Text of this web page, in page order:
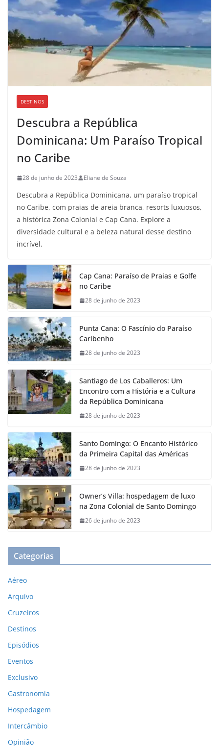
DESTINOS
Descubra a República
Dominicana: Um Paraíso Tropical
no Caribe
28 de junho de 2023 Eliane de Souza
Descubra a República Dominicana, um paraíso tropical
no Caribe, com praias de areia branca, resorts luxuosos,
a histórica Zona Colonial e Cap Cana. Explore a
diversidade cultural e a beleza natural desse destino
incrível.
Cap Cana: Paraíso de Praias e Golfe
no Caribe
28 de junho de 2023
Punta Cana: O Fascínio do Paraíso
Caribenho
28 de junho de 2023
Santiago de Los Caballeros: Um
Encontro com a História e a Cultura
da República Dominicana
28 de junho de 2023
Santo Domingo: O Encanto Histórico
da Primeira Capital das Américas
28 de junho de 2023
Owner’s Villa: hospedagem de luxo
na Zona Colonial de Santo Domingo
26 de junho de 2023
Categorias
Aéreo
Arquivo
Cruzeiros
Destinos
Episódios
Eventos
Exclusivo
Gastronomia
Hospedagem
Intercâmbio
Opinião